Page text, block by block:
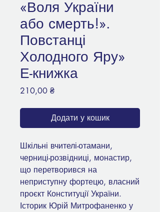
«Воля України
або смерть!».
Повстанці
Холодного Яру»
Е-книжка
210,00 ₴Ціна
Додати у кошик
Шкільні вчителі-отамани,
черниці-розвідниці, монастир,
що перетворився на
неприступну фортецю, власний
проєкт Конституції України.
Історик Юрій Митрофаненко у